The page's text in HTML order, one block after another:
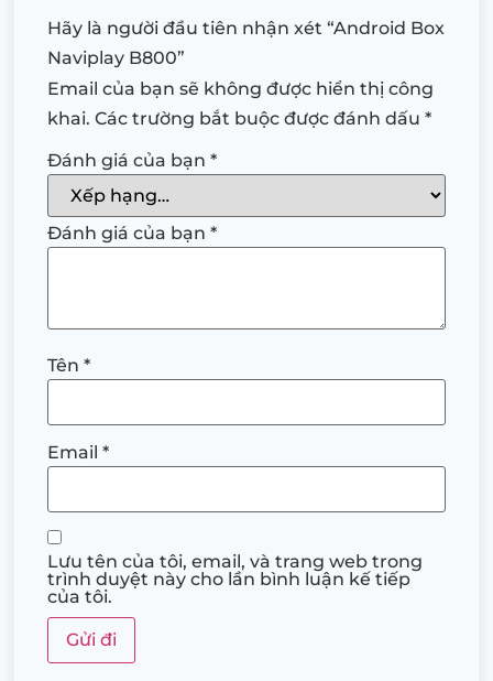
Hãy là người đầu tiên nhận xét “Android Box
Naviplay B800”
Email của bạn sẽ không được hiển thị công
khai. Các trường bắt buộc được đánh dấu *
Đánh giá của bạn *
Đánh giá của bạn *
Tên *
Email *
Lưu tên của tôi, email, và trang web trong
trình duyệt này cho lần bình luận kế tiếp
của tôi.